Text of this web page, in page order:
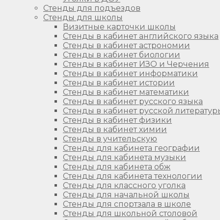
Стенды для подъездов
Стенды для школы
Визитные карточки школы
Стенды в кабинет английского языка
Стенды в кабинет астрономии
Стенды в кабинет биологии
Стенды в кабинет ИЗО и Черчения
Стенды в кабинет информатики
Стенды в кабинет истории
Стенды в кабинет математики
Стенды в кабинет русского языка
Стенды в кабинет русской
Стенды в кабинет физики
Стенды в кабинет химии
Стенды в учительскую
Стенды для кабинета географии
Стенды для кабинета музыки
Стенды для кабинета обж
Стенды для кабинета технологии
Стенды для классного уголка
Стенды для начальной школы
Стенды для спортзала в школе
Стенды для школьной столовой